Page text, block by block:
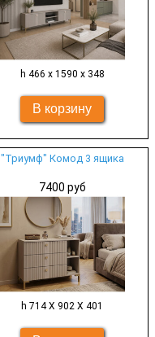
h 466 х 1590 х 348
"Триумф" Комод 3 ящика
7400 руб
h 714 Х 902 Х 401